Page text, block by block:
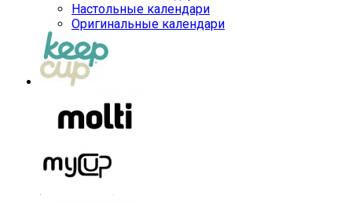
Настольные календари
Оригинальные календари